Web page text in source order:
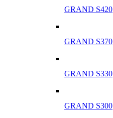
GRAND S420
GRAND S370
GRAND S330
GRAND S300